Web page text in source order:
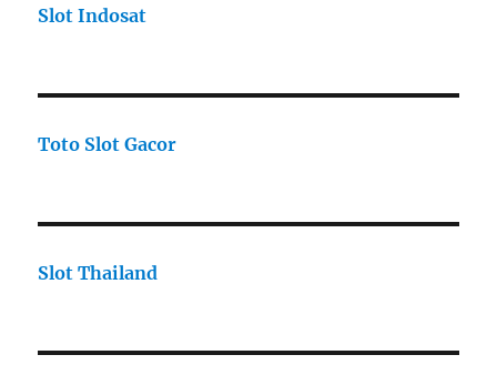
Slot Indosat
Toto Slot Gacor
Slot Thailand